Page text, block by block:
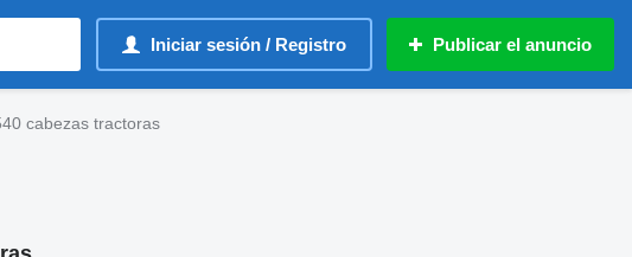
Iniciar sesión / Registro Publicar el anuncio
cabezas tractoras